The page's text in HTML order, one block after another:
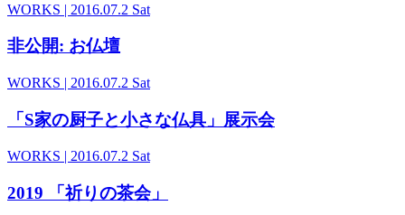
WORKS | 2016.07.2 Sat
非公開: お仏壇
WORKS | 2016.07.2 Sat
「S家の厨子と小さな仏具」展示会
WORKS | 2016.07.2 Sat
2019 「祈りの茶会」